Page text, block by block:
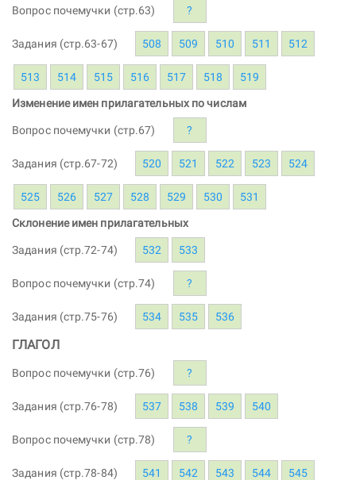
Вопрос почемучки (стр.63) ?
Задания (стр.63-67) 508 509 510 511 512
513 514 515 516 517 518 519
Изменение имен прилагательных по числам
Вопрос почемучки (стр.67) ?
Задания (стр.67-72) 520 521 522 523 524
525 526 527 528 529 530 531
Склонение имен прилагательных
Задания (стр.72-74) 532 533
Вопрос почемучки (стр.74) ?
Задания (стр.75-76) 534 535 536
ГЛАГОЛ
Вопрос почемучки (стр.76) ?
Задания (стр.76-78) 537 538 539 540
Вопрос почемучки (стр.78) ?
Задания (стр.78-84) 541 542 543 544 545